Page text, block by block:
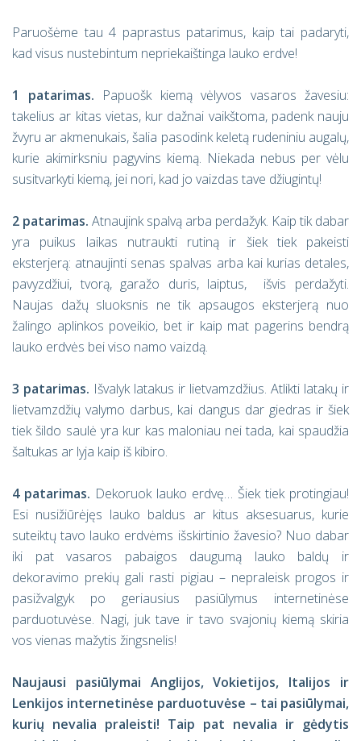
Paruošėme tau 4 paprastus patarimus, kaip tai padaryti,
kad visus nustebintum nepriekaištinga lauko erdve!
1 patarimas. Papuošk kiemą vėlyvos vasaros žavesiu:
takelius ar kitas vietas, kur dažnai vaikštoma, padenk nauju
žvyru ar akmenukais, šalia pasodink keletą rudeniniu augalų,
kurie akimirksniu pagyvins kiemą. Niekada nebus per vėlu
susitvarkyti kiemą, jei nori, kad jo vaizdas tave džiugintų!
2 patarimas. Atnaujink spalvą arba perdažyk. Kaip tik dabar
yra puikus laikas nutraukti rutiną ir šiek tiek pakeisti
eksterjerą: atnaujinti senas spalvas arba kai kurias detales,
pavyzdžiui, tvorą, garažo duris, laiptus, išvis perdažyti.
Naujas dažų sluoksnis ne tik apsaugos eksterjerą nuo
žalingo aplinkos poveikio, bet ir kaip mat pagerins bendrą
lauko erdvės bei viso namo vaizdą.
3 patarimas. Išvalyk latakus ir lietvamzdžius. Atlikti latakų ir
lietvamzdžių valymo darbus, kai dangus dar giedras ir šiek
tiek šildo saulė yra kur kas maloniau nei tada, kai spaudžia
šaltukas ar lyja kaip iš kibiro.
4 patarimas. Dekoruok lauko erdvę… Šiek tiek protingiau!
Esi nusižiūrėjęs lauko baldus ar kitus aksesuarus, kurie
suteiktų tavo lauko erdvėms išskirtinio žavesio? Nuo dabar
iki pat vasaros pabaigos daugumą lauko baldų ir
dekoravimo prekių gali rasti pigiau – nepraleisk progos ir
pasižvalgyk po geriausius pasiūlymus internetinėse
parduotuvėse. Nagi, juk tave ir tavo svajonių kiemą skiria
vos vienas mažytis žingsnelis!
Naujausi pasiūlymai Anglijos, Vokietijos, Italijos ir
Lenkijos internetinėse parduotuvėse – tai pasiūlymai,
kurių nevalia praleisti! Taip pat nevalia ir gėdytis